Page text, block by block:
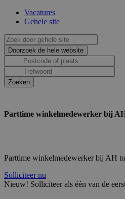
Vacatures
Gehele site
Parttime winkelmedewerker bij
Parttime winkelmedewerker bij AH
Solliciteer nu
Nieuw! Solliciteer als één van de